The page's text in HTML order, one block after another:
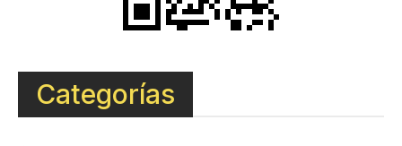
Categorías